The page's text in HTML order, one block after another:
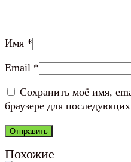
Имя *
Email *
Сохранить моё имя,
браузере для
Похожие